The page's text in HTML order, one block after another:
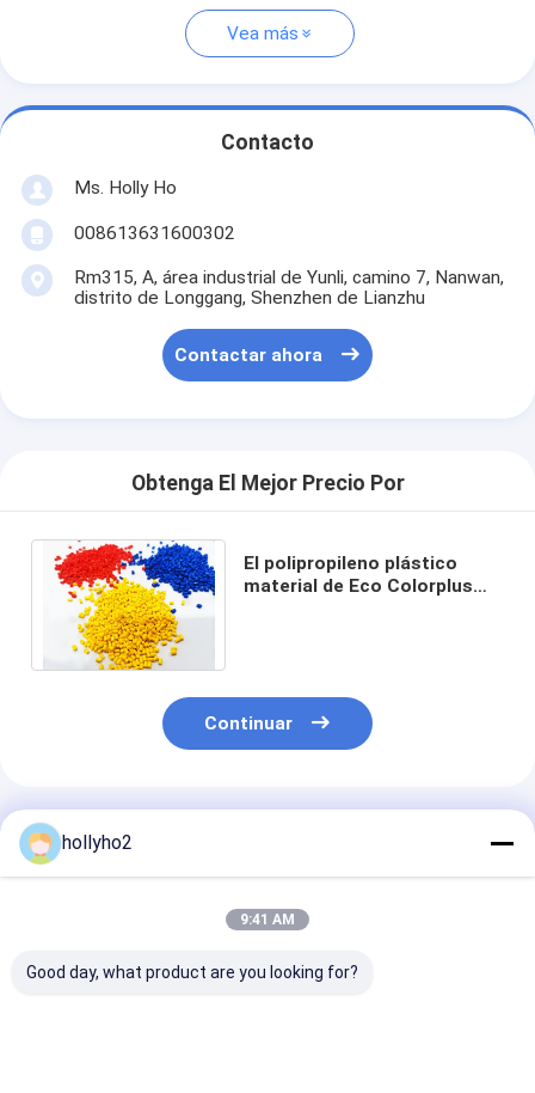
Vea más
Contacto
Ms. Holly Ho
008613631600302
Rm315, A, área industrial de Yunli, camino 7, Nanwan,
distrito de Longgang, Shenzhen de Lianzhu
Contactar ahora
Obtenga El Mejor Precio Por
El polipropileno plástico
material de Eco Colorplus
Continuar
Productos Recomendados
hollyho2
9:41 AM
Good day, what product are you looking for?